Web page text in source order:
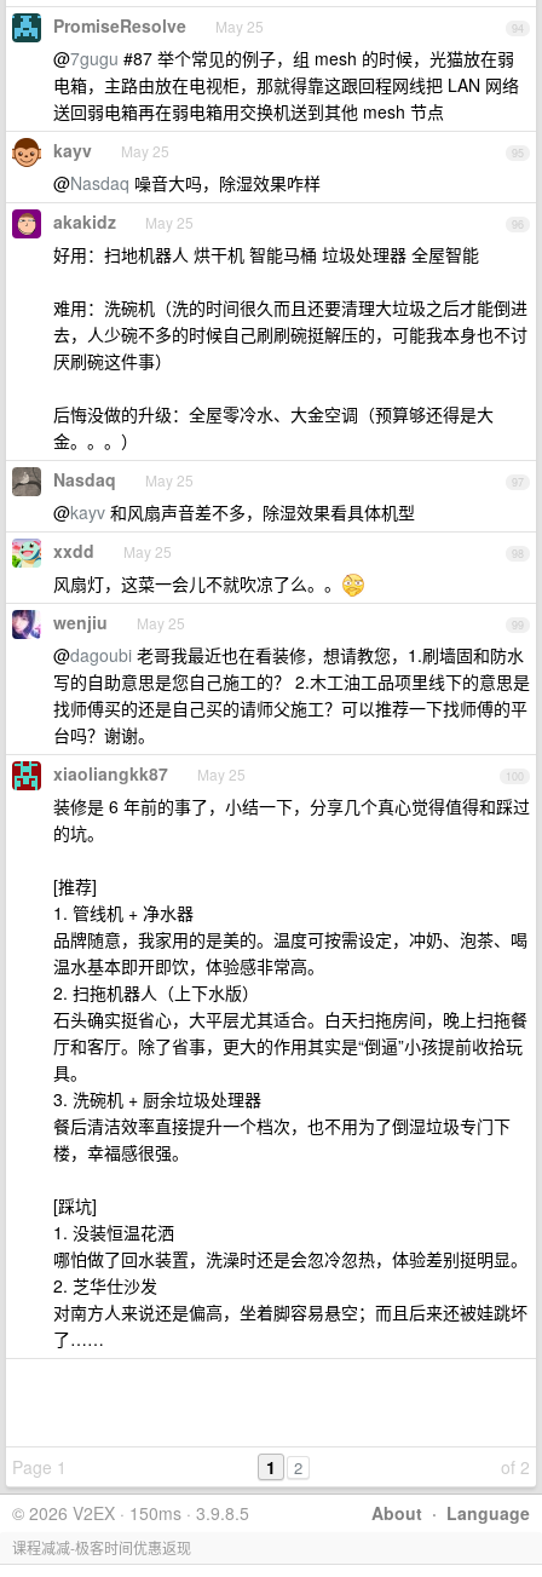
94
PromiseResolve May 25
@7gugu #87 举个常见的例子，组 mesh 的时候，光猫放在弱
电箱，主路由放在电视柜，那就得靠这跟回程网线把 LAN 网络
送回弱电箱再在弱电箱用交换机送到其他 mesh 节点
95
kayv May 25
@Nasdaq 噪音大吗，除湿效果咋样
96
akakidz May 25
好用：扫地机器人 烘干机 智能马桶 垃圾处理器 全屋智能
难用：洗碗机（洗的时间很久而且还要清理大垃圾之后才能倒进
去，人少碗不多的时候自己刷刷碗挺解压的，可能我本身也不讨
厌刷碗这件事）
后悔没做的升级：全屋零冷水、大金空调（预算够还得是大
金。。。）
97
Nasdaq May 25
@kayv 和风扇声音差不多，除湿效果看具体机型
98
xxdd May 25
风扇灯，这菜一会儿不就吹凉了么。。
99
wenjiu May 25
@dagoubi 老哥我最近也在看装修，想请教您，1.刷墙固和防水
写的自助意思是您自己施工的？ 2.木工油工品项里线下的意思是
找师傅买的还是自己买的请师父施工？可以推荐一下找师傅的平
台吗？谢谢。
100
xiaoliangkk87 May 25
装修是 6 年前的事了，小结一下，分享几个真心觉得值得和踩过
的坑。
[推荐]
1. 管线机 + 净水器
品牌随意，我家用的是美的。温度可按需设定，冲奶、泡茶、喝
温水基本即开即饮，体验感非常高。
2. 扫拖机器人（上下水版）
石头确实挺省心，大平层尤其适合。白天扫拖房间，晚上扫拖餐
厅和客厅。除了省事，更大的作用其实是“倒逼”小孩提前收拾玩
具。
3. 洗碗机 + 厨余垃圾处理器
餐后清洁效率直接提升一个档次，也不用为了倒湿垃圾专门下
楼，幸福感很强。
[踩坑]
1. 没装恒温花洒
哪怕做了回水装置，洗澡时还是会忽冷忽热，体验差别挺明显。
2. 芝华仕沙发
对南方人来说还是偏高，坐着脚容易悬空；而且后来还被娃跳坏
了……
Page 1 of 2
1 2
About · Language
© 2026 V2EX · 150ms · 3.9.8.5
课程减减-极客时间优惠返现